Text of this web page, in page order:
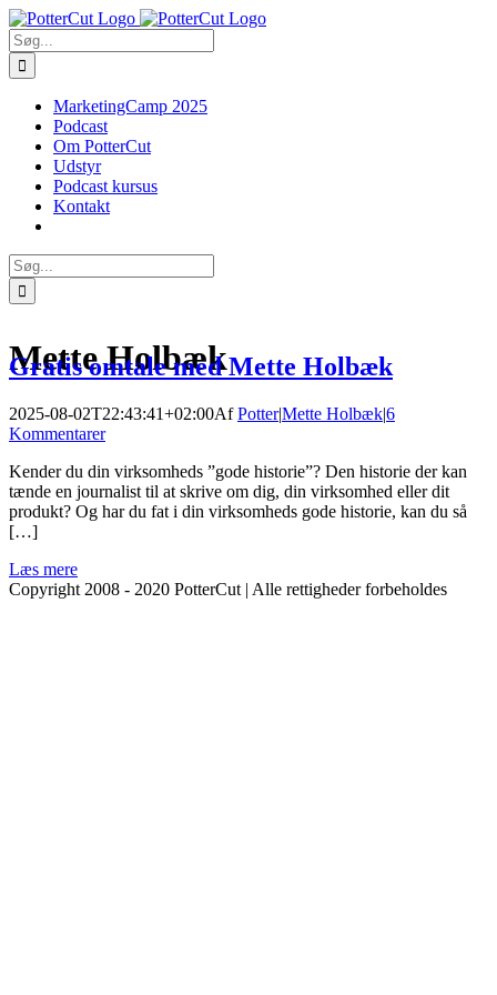
Skip
to
content
Facebook
Twitter
Søg
efter:
MarketingCamp 2025
Podcast
Om PotterCut
Udstyr
Podcast kursus
Kontakt
Søg
efter:
Mette Holbæk
Gratis omtale med Mette Holbæk
2025-08-02T22:43:41+02:00AfPotter|Mette Holbæk|6
Kommentarer
Kender du din virksomheds ”gode historie”? Den historie der kan
tænde en journalist til at skrive om dig, din virksomhed eller dit
produkt? Og har du fat i din virksomheds gode historie, kan du så
[…]
Læs mere
Copyright 2008 - 2020 PotterCut | Alle rettigheder forbeholdes